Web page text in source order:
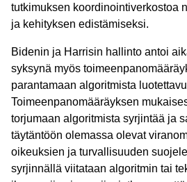
tutkimuksen koordinointiverkostoa
ja kehityksen edistämiseksi.
Bidenin ja Harrisin hallinto antoi
syksynä myös
parantamaan algoritmista
Toimeenpanomääräyksen
torjumaan algoritmista syrjintää ja
täytäntöön olemassa olevat
oikeuksien ja turvallisuuden
syrjinnällä viitataan algoritmin tai